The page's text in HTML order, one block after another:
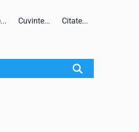
Cuvinte... Citate...